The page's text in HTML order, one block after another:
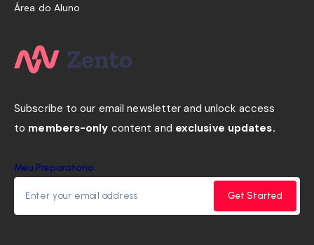
Área do Aluno
Subscribe to our email newsletter and unlock access
to members-only content and exclusive updates.
Meu Preparatório
Get Started